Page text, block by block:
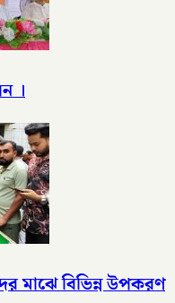
।
মাঝে বিভিন্ন উপকরণ